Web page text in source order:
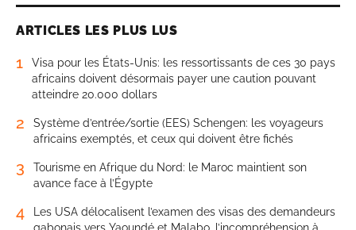
ARTICLES LES PLUS LUS
1
Visa pour les États-Unis: les ressortissants de ces 30 pays
africains doivent désormais payer une caution pouvant
atteindre 20.000 dollars
2
Système d’entrée/sortie (EES) Schengen: les voyageurs
africains exemptés, et ceux qui doivent être fichés
3
Tourisme en Afrique du Nord: le Maroc maintient son
avance face à l’Égypte
4
Les USA délocalisent l’examen des visas des demandeurs